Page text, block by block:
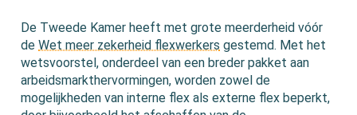
De Tweede Kamer heeft met grote meerderheid vóór
deWet meer zekerheid flexwerkers gestemd. Met het
wetsvoorstel, onderdeel van een breder pakket aan
arbeidsmarkthervormingen, worden zowel de
mogelijkheden van interne flex als externe flex beperkt,